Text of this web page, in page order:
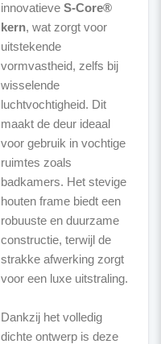
innovatieve S-Core®
kern, wat zorgt voor
uitstekende
vormvastheid, zelfs bij
wisselende
luchtvochtigheid. Dit
maakt de deur ideaal
voor gebruik in vochtige
ruimtes zoals
badkamers. Het stevige
houten frame biedt een
robuuste en duurzame
constructie, terwijl de
strakke afwerking zorgt
voor een luxe uitstraling.
Dankzij het volledig
dichte ontwerp is deze